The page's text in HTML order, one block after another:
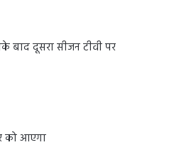
बाद दूसरा सीजन टीवी पर
को आएगा